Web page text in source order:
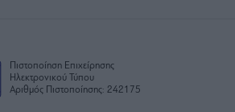
Πιστοποίηση Επιχείρησης
Ηλεκτρονικού Τύπου
Αριθμός Πιστοποίησης: 242175